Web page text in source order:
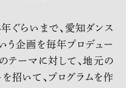
ぐらいまで、愛知ダンス
う企画を毎年プロデュー
テーマに対して、地元の
招いて、プログラムを作